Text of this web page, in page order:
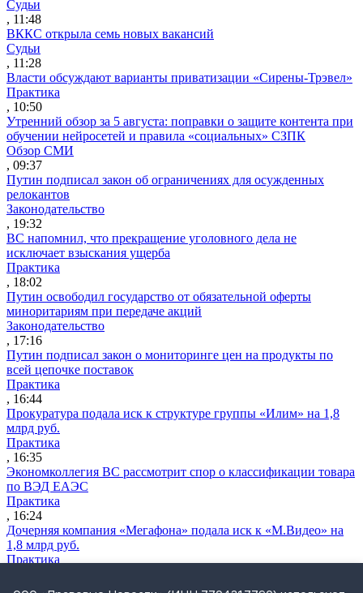
Судьи
, 11:48
ВККС открыла семь новых вакансий
Судьи
, 11:28
Власти обсуждают варианты приватизации «Сирены-Трэвел»
Практика
, 10:50
Утренний обзор за 5 августа: поправки о защите контента при
обучении нейросетей и правила «социальных» СЗПК
Обзор СМИ
, 09:37
Путин подписал закон об ограничениях для осужденных
релокантов
Законодательство
, 19:32
ВС напомнил, что прекращение уголовного дела не
исключает взыскания ущерба
Практика
, 18:02
Путин освободил государство от обязательной оферты
миноритариям при передаче акций
Законодательство
, 17:16
Путин подписал закон о мониторинге цен на продукты по
всей цепочке поставок
Практика
, 16:44
Прокуратура подала иск к структуре группы «Илим» на 1,8
млрд руб.
Практика
, 16:35
Экономколлегия ВС рассмотрит спор о классификации товара
по ВЭД ЕАЭС
Практика
, 16:24
Дочерняя компания «Мегафона» подала иск к «М.Видео» на
1,8 млрд руб.
Практика
СИП проверит отмену патента на систему управления